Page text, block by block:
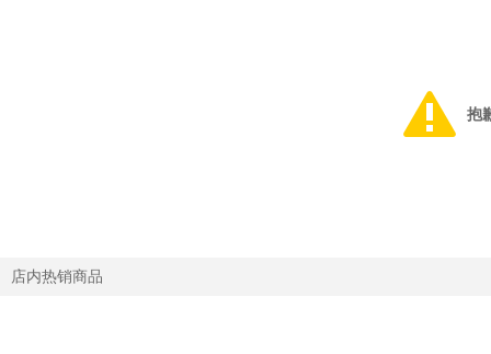
抱
店内热销商品